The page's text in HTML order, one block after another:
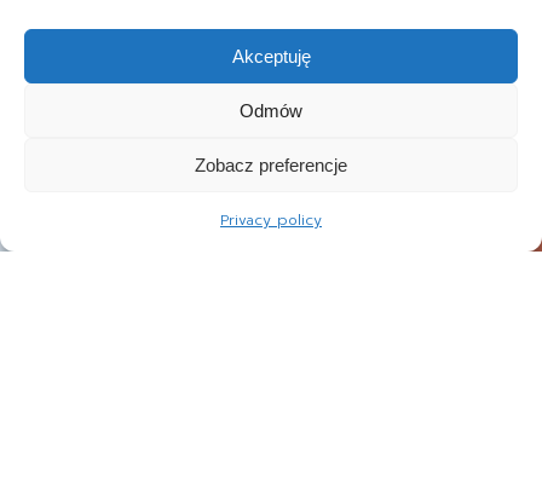
Akceptuję
Odmów
Zobacz preferencje
Privacy policy